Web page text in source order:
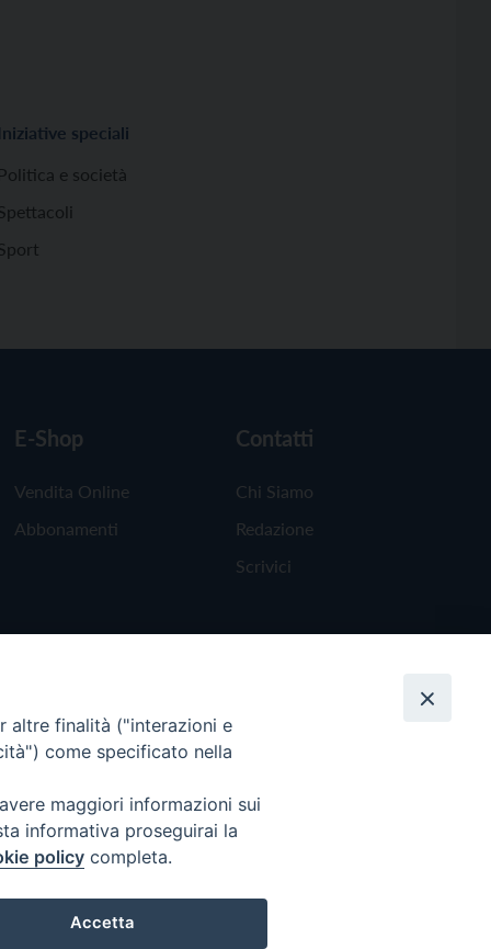
Iniziative speciali
Politica e società
E-Shop
Vendita Online
Abbonamenti
Contatti
Chi Siamo
Redazione
Scrivici
altre finalità ("interazioni e
come specificato nella
maggiori informazioni sui
informativa proseguirai la
policy completa.
Accetta